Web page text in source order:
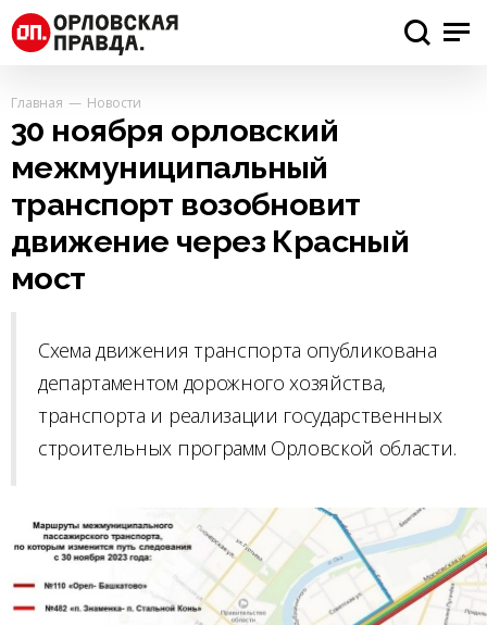
Главная Новости
30 ноября орловский
межмуниципальный
транспорт возобновит
движение через Красный
мост
Схема движения транспорта опубликована
департаментом дорожного хозяйства,
транспорта и реализации государственных
строительных программ Орловской области.